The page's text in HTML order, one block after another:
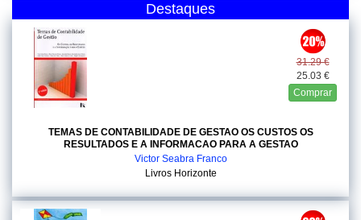
Destaques
31.29 €
25.03 €
Comprar
TEMAS DE CONTABILIDADE DE GESTAO OS CUSTOS OS
RESULTADOS E A INFORMACAO PARA A GESTAO
Victor Seabra Franco
Livros Horizonte